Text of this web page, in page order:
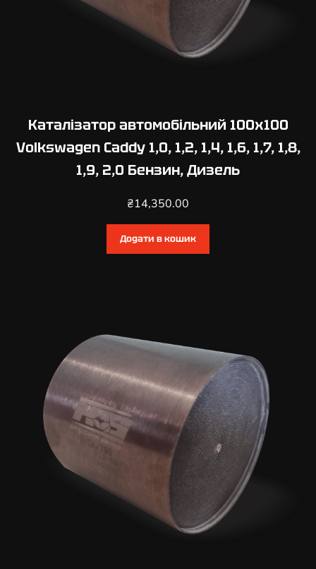
Каталізатор автомобільний 100х100
Volkswagen Caddy 1,0, 1,2, 1,4, 1,6, 1,7, 1,8,
1,9, 2,0 Бензин, Дизель
₴14,350.00
Додати в кошик